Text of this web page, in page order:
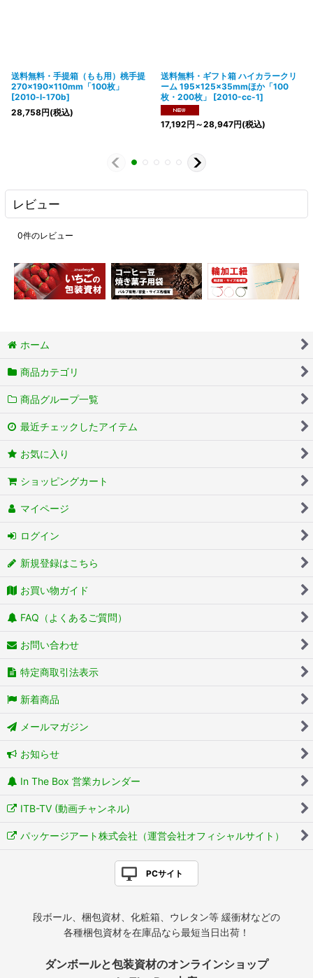
送料無料・手提箱（もも用）桃手提
270×190×110mm「100枚」
[2010-l-170b]
28,758円(税込)
送料無料・ギフト箱 ハイカラークリ
ーム 195×125×35mmほか「100
枚・200枚」
[2010-cc-1]
17,192円 ～28,947円(税込)
レビュー
0件のレビュー
ホーム
商品カテゴリ
商品グループ一覧
最近チェックしたアイテム
お気に入り
ショッピングカート
マイページ
ログイン
新規登録はこちら
お買い物ガイド
FAQ（よくあるご質問）
お問い合わせ
特定商取引法表示
新着商品
メールマガジン
お知らせ
In The Box 営業カレンダー
ITB-TV (動画チャンネル)
パッケージアート株式会社（運営会社オフィシャルサイト）
PCサイト
段ボール、梱包資材、化粧箱、ウレタン等 緩衝材などの
各種梱包資材を在庫品なら最短当日出荷！
ダンボールと包装資材のオンラインショップ